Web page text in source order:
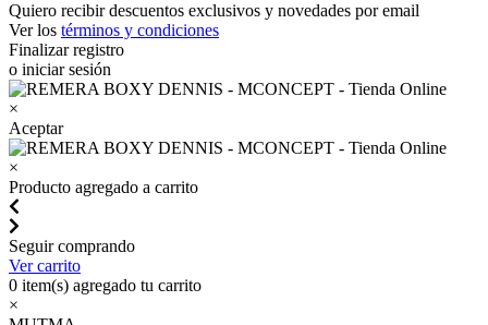
Quiero recibir descuentos exclusivos y novedades por email
Ver los términos y condiciones
Finalizar registro
o iniciar sesión
×
Aceptar
×
Producto agregado a carrito
Seguir comprando
Ver carrito
0 item(s) agregado tu carrito
×